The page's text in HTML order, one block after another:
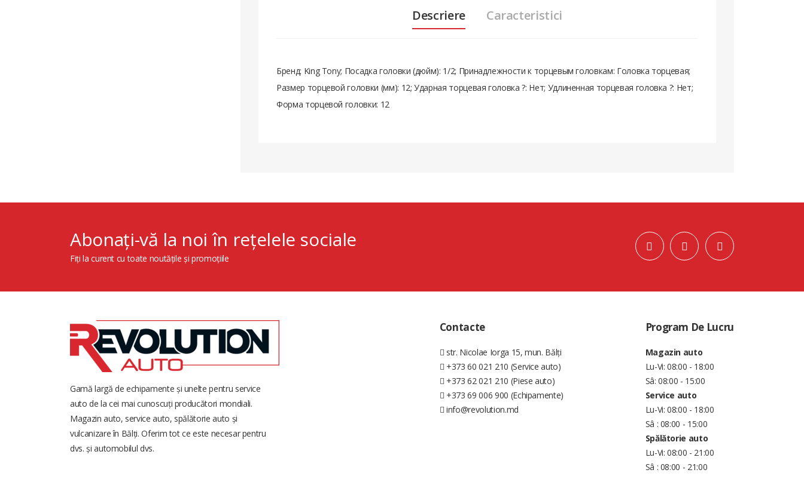
Descriere Caracteristici
Бренд: King Tony; Посадка головки (дюйм): 1/2; Принадлежности к торцевым головкам: Головка торцевая;
Размер торцевой головки (мм): 12; Ударная торцевая головка ?: Нет; Удлиненная торцевая головка ?: Нет;
Форма торцевой головки: 12
Abonați-vă la noi în rețelele sociale
Fiți la curent cu toate noutățile și promoțiile
Gamă largă de echipamente și unelte pentru service
auto de la cei mai cunoscuți producători mondiali.
Magazin auto, service auto, spălătorie auto și
vulcanizare în Bălți. Oferim tot ce este necesar pentru
dvs. și automobilul dvs.
Contacte
str. Nicolae Iorga 15, mun. Bălți
+373 60 021 210 (Service auto)
+373 62 021 210 (Piese auto)
+373 69 006 900 (Echipamente)
info@revolution.md
Program De Lucru
Magazin auto
Lu-Vi: 08:00 - 18:00
Sâ: 08:00 - 15:00
Service auto
Lu-Vi: 08:00 - 18:00
Sâ : 08:00 - 15:00
Spălătorie auto
Lu-Vi: 08:00 - 21:00
Sâ : 08:00 - 21:00